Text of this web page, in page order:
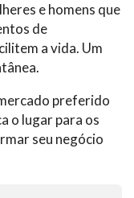
e homens que
de
a vida. Um
preferido
o lugar para os
seu negócio